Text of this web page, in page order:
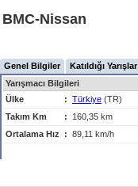
BMC-Nissan
Genel Bilgiler Katıldığı Yarışlar
Yarışmacı Bilgileri
Ülke
: Türkiye (TR)
Takım Km
:
160,35 km
Ortalama Hız
: 89,11 km/h